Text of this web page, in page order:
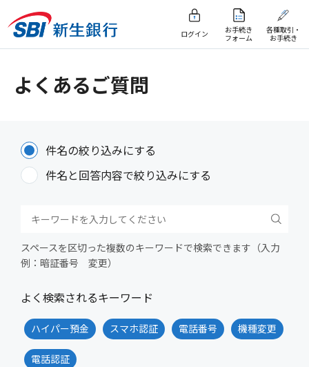
ログイン
お手続き
フォーム
各種取引・
お手続き
よくあるご質問
件名の絞り込みにする
件名と回答内容で絞り込みにする
スペースを区切った複数のキーワードで検索できます（入力
例：暗証番号 変更）
よく検索されるキーワード
ハイパー預金 スマホ認証 電話番号 機種変更
電話認証